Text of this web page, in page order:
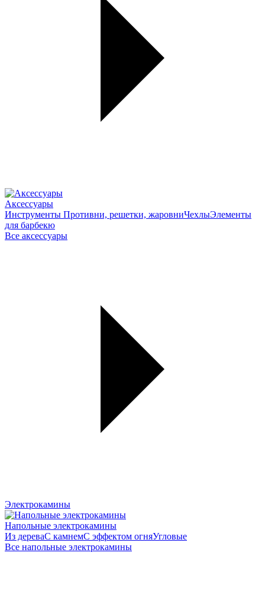
Аксессуары
Инструменты Противни, решетки, жаровниЧехлыЭлементы
для барбекю
Все аксессуары
Электрокамины
Напольные электрокамины
Из дереваС камнемС эффектом огняУгловые
Все напольные электрокамины